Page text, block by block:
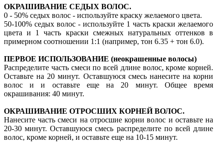
ОКРАШИВАНИЕ СЕДЫХ ВОЛОС.
0 - 50% седых волос - используйте краску желаемого цвета.
50-100% седых волос - используйте 1 часть краски желаемого
цвета и 1 часть краски смежных натуральных оттенков в
примерном соотношении 1:1 (например, тон 6.35 + тон 6.0).
ПЕРВОЕ ИСПОЛЬЗОВАНИЕ (неокрашенные волосы)
Распределите часть смеси по всей длине волос, кроме корней.
Оставьте на 20 минут. Оставшуюся смесь нанесите на корни
волос и и оставьте еще на 20 минут. Общее время
окрашивания: 40 минут.
ОКРАШИВАНИЕ ОТРОСШИХ КОРНЕЙ ВОЛОС.
Нанесите часть смеси на отросшие корни волос и оставьте на
20-30 минут. Оставшуюся смесь распределите по всей длине
волос, кроме корней, и оставьте еще на 10-15 минут.